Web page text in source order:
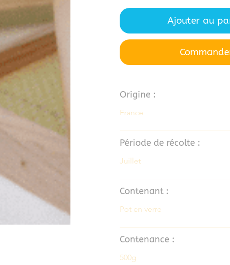
Ajouter au
Origine :
France
Période de récolte :
Juillet
Contenant :
Pot en verre
Contenance :
500g